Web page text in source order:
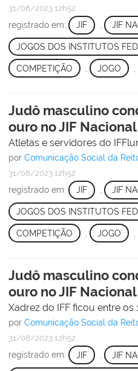
31/08/2023 12h52
registrado em: JIF , JIF
JOGOS DOS INSTITUTOS
COMPETIÇÃO JOGO
Judô masculino
ouro no JIF Nacional
Atletas e servidores do
por Comunicação Social da
31/08/2023 12h52
registrado em: JIF , JIF
JOGOS DOS INSTITUTOS
COMPETIÇÃO JOGO
Judô masculino
ouro no JIF Nacional
Xadrez do IFF ficou entre
por Comunicação Social da
31/08/2023 12h52
registrado em: JIF JIF